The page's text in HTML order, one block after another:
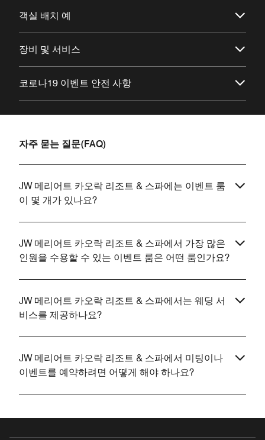
객실 배치 예
장비 및 서비스
코로나19 이벤트 안전 사항
자주 묻는 질문(FAQ)
JW 메리어트 카오락 리조트 & 스파에는 이벤트 룸
이 몇 개가 있나요?
JW 메리어트 카오락 리조트 & 스파에서 가장 많은
인원을 수용할 수 있는 이벤트 룸은 어떤 룸인가요?
JW 메리어트 카오락 리조트 & 스파에서는 웨딩 서
비스를 제공하나요?
JW 메리어트 카오락 리조트 & 스파에서 미팅이나
이벤트를 예약하려면 어떻게 해야 하나요?